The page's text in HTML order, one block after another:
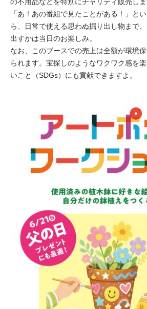
「あ！あの番組で見たことがある！」と
ら、日常で使える思わぬ掘り出し物まで
出すかは当日のお楽しみ。
なお、このブースでの売上は全額が環境
られます。宝探しのようなワクワク感を
いこと（SDGs）にも貢献できますよ。